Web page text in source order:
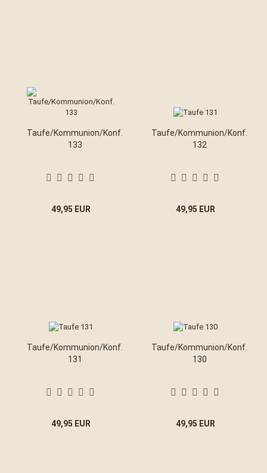
Taufe/Kommunion/Konf.
133
49,95 EUR
Taufe/Kommunion/Konf.
132
49,95 EUR
Taufe/Kommunion/Konf.
131
49,95 EUR
Taufe/Kommunion/Konf.
130
49,95 EUR